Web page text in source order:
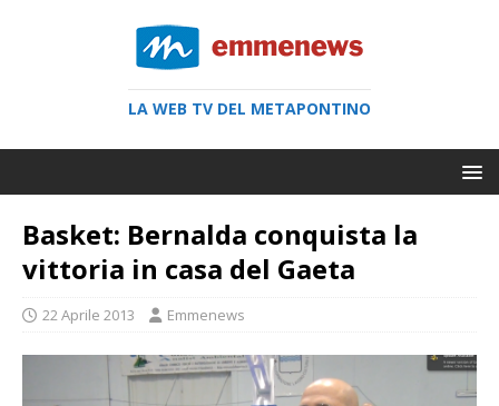
LA WEB TV DEL METAPONTINO
Basket: Bernalda conquista la
vittoria in casa del Gaeta
22 Aprile 2013 Emmenews